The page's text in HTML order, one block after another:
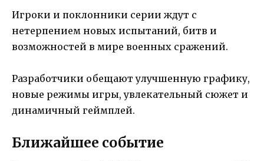
Игроки и поклонники серии ждут с
нетерпением новых испытаний, битв и
возможностей в мире военных сражений.
Разработчики обещают улучшенную графику,
новые режимы игры, увлекательный сюжет и
динамичный геймплей.
Ближайшее событие